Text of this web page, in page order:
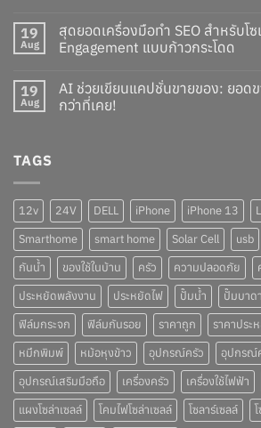
19
Aug
สุดยอดเครื่องมือทำ SEO สำหรับโ
Engagement แบบก้าวกระโดด
19
Aug
AI ช่วยเขียนแคปชั่นขายของ: ยอด
กว่าที่เคย!
TAGS
12v 24V DELL iPhone iPhone 13
Smarthome
smart home Solar Cell usb
กันน้ำ
ของใช้ในบ้าน ครัว ความปลอดภัย
ประหยัดพลังงาน
ประหยัดไฟ ปั๊มน้ำ ปั๊มบาด
ฟิล์มกระจก
ฟิล์มกันรอย ราคาถูก ราคาประ
หมึกพิมพ์
หม้อหุงข้าว อุปกรณ์ครัว
อุปกรณ์
อุปกรณ์เสริมมือถือ
เครื่องครัว เครื่องใช้ไฟฟ้า
แผงโซล่าเซลล์
โคมไฟโซล่าเซลล์ โซลาร์เซลล์